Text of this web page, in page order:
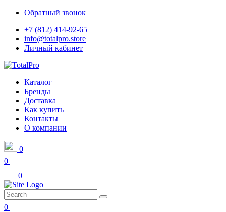
Обратный звонок
+7 (812) 414-92-65
info@totalpro.store
Личный кабинет
Каталог
Бренды
Доставка
Как купить
Контакты
О компании
0
0
0
0